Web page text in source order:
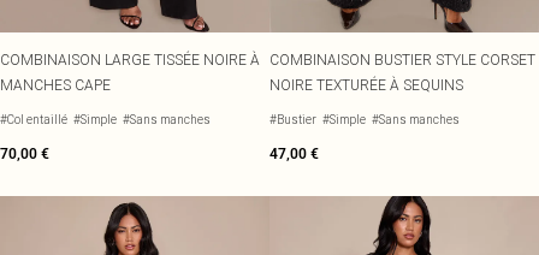
COMBINAISON LARGE TISSÉE NOIRE À
MANCHES CAPE
#Col entaillé #Simple #Sans manches
70,00 €
COMBINAISON BUSTIER STYLE CORSET
NOIRE TEXTURÉE À SEQUINS
#Bustier #Simple #Sans manches
47,00 €